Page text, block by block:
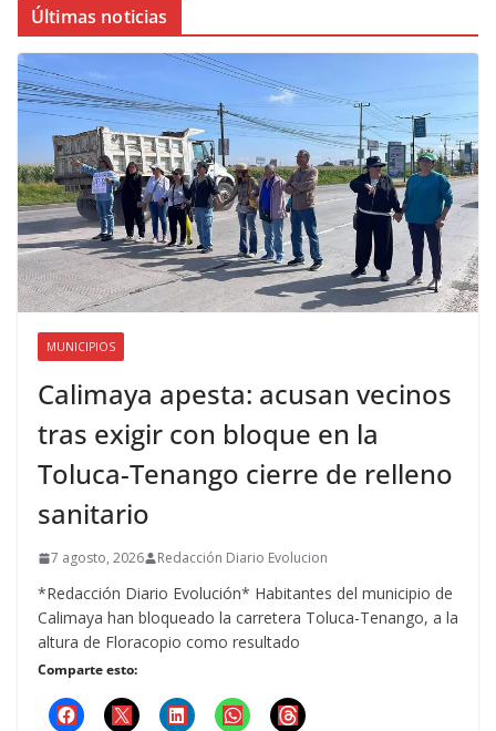
Últimas noticias
MUNICIPIOS
Calimaya apesta: acusan vecinos
tras exigir con bloque en la
Toluca-Tenango cierre de relleno
sanitario
7 agosto, 2026 Redacción Diario Evolucion
*Redacción Diario Evolución* Habitantes del municipio de
Calimaya han bloqueado la carretera Toluca-Tenango, a la
altura de Floracopio como resultado
Comparte esto: